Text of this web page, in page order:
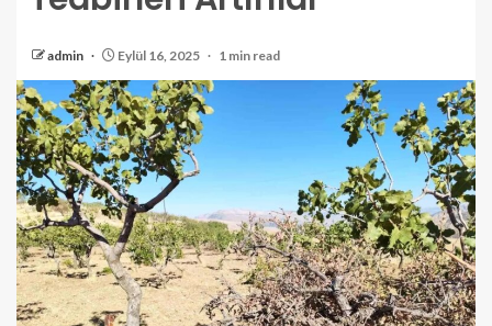
admin Eylül 16, 2025 1 min read